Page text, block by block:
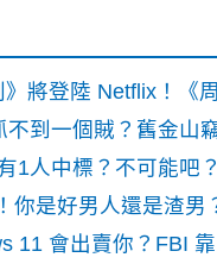
》將登陸 Netflix！《
不到一個賊？舊金山
1人中標？不可能吧？
你是好男人還是渣男
11 會出賣你？FBI